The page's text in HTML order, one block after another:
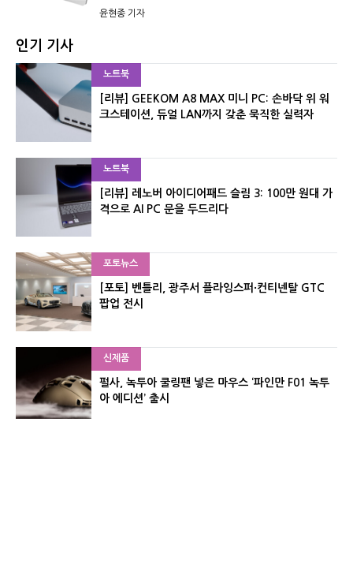
윤현종 기자
인기 기사
노트북
[리뷰] GEEKOM A8 MAX 미니 PC: 손바닥 위 워
크스테이션, 듀얼 LAN까지 갖춘 묵직한 실력자
노트북
[리뷰] 레노버 아이디어패드 슬림 3: 100만 원대 가
격으로 AI PC 문을 두드리다
포토뉴스
[포토] 벤틀리, 광주서 플라잉스퍼·컨티넨탈 GTC
팝업 전시
신제품
펄사, 녹투아 쿨링팬 넣은 마우스 ‘파인만 F01 녹투
아 에디션’ 출시